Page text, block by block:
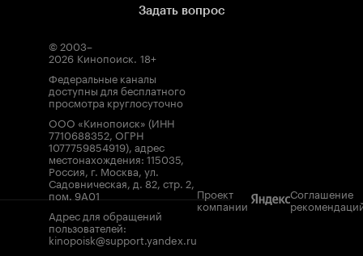
Задать вопрос
© 2003–
2026 Кинопоиск. 18+
Федеральные каналы
доступны для бесплатного
просмотра круглосуточно
ООО «Кинопоиск» (ИНН
7710688352, ОГРН
1077759854919), адрес
местонахождения: 115035,
Россия, г. Москва, ул.
Садовническая, д. 82, стр. 2,
пом. 9А01
Адрес для обращений
пользователей:
kinopoisk@support.yandex.ru
Проект
компании
Соглашение